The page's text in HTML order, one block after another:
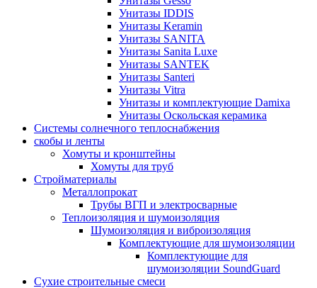
Унитазы IDDIS
Унитазы Keramin
Унитазы SANITA
Унитазы Sanita Luxe
Унитазы SANTEK
Унитазы Santeri
Унитазы Vitra
Унитазы и комплектующие Damixa
Унитазы Оскольская керамика
Системы солнечного теплоснабжения
скобы и ленты
Хомуты и кронштейны
Хомуты для труб
Стройматериалы
Металлопрокат
Трубы ВГП и электросварные
Теплоизоляция и шумоизоляция
Шумоизоляция и виброизоляция
Комплектующие для шумоизоляции
Комплектующие для
шумоизоляции SoundGuard
Сухие строительные смеси